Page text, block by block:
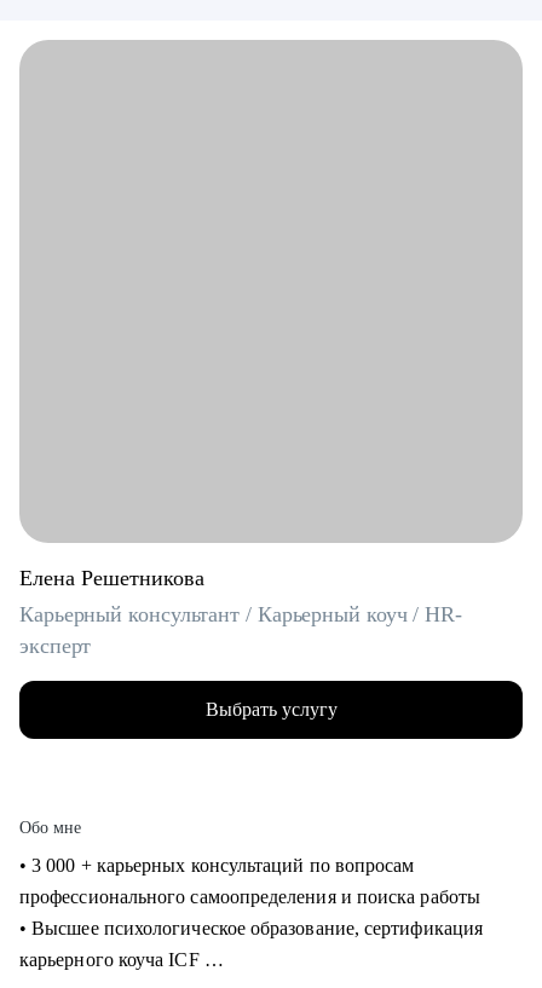
Елена Решетникова
Карьерный консультант / Карьерный коуч / HR-
эксперт
Выбрать услугу
Обо мне
• 3 000 + карьерных консультаций по вопросам
профессионального самоопределения и поиска работы
• Высшее психологическое образование, сертификация
карьерного коуча ICF